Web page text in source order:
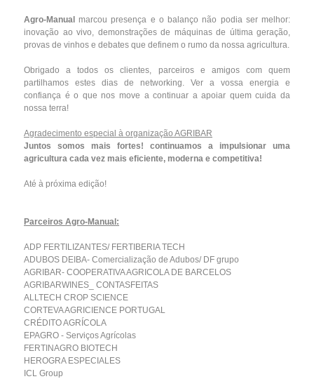
Agro-Manual
marcou presença e o balanço não podia ser melhor:
inovação ao vivo, demonstrações de máquinas de última geração,
provas de vinhos e debates que definem o rumo da nossa agricultura.
Obrigado a todos os clientes, parceiros e amigos com quem
partilhamos estes dias de networking. Ver a vossa energia e
confiança é o que nos move a continuar a apoiar quem cuida da
nossa terra!
Agradecimento especial à organização AGRIBAR
Juntos somos mais fortes! continuamos a impulsionar uma
agricultura cada vez mais eficiente, moderna e competitiva!
Até à próxima edição!
Parceiros Agro-Manual:
ADP FERTILIZANTES/ FERTIBERIA TECH
ADUBOS DEIBA- Comercialização de Adubos/ DF grupo
AGRIBAR- COOPERATIVA AGRICOLA DE BARCELOS
AGRIBARWINES_ CONTASFEITAS
ALLTECH CROP SCIENCE
CORTEVA AGRICIENCE PORTUGAL
CRÉDITO AGRÍCOLA
EPAGRO - Serviços Agrícolas
FERTINAGRO BIOTECH
HEROGRA ESPECIALES
ICL Group